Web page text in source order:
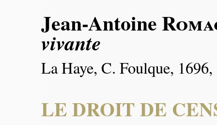
Jean-Antoine
vivante
La Haye, C. Foulque, 1696,
LE DROIT DE